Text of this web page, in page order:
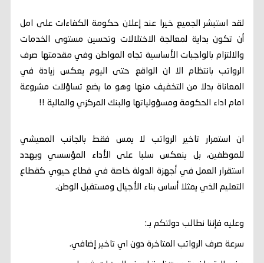
لقد استبشر الجميع خيرا عند إعلان حكومة الكفاءات على امل
أن تكون بداية لمعالجة الاختلالات وتحسين مستوى الخدمات
والالتزام بالواجبات الأساسية تجاه المواطن وفي مقدمتها صرف
الرواتب بانتظام الا ان الواقع حتى اليوم يعكس زيادة في
المعاناة بدلا من التخفيف منها وهو ما يضع تساؤلات مشروعة
امام اداء الحكومة ومسؤولياتها والبنك المركزي والمالية !!
ان استمرار تاخير الرواتب لا يمس فقط بالجانب المعيشي
للموظفين، بل ينعكس سلبا على الأداء المؤسسي ويهدد
استقرار العمل في أجهزة الدولة خاصة في قطاع حيوي كقطاع
التعليم الذي يمثلا أساس بناء الأجيال ومستقبل الوطن.
وعليه فإننا نطالب دولتكم بـ:
سرعة صرف الرواتب المتاخرة دون اي تاخير إضافي.